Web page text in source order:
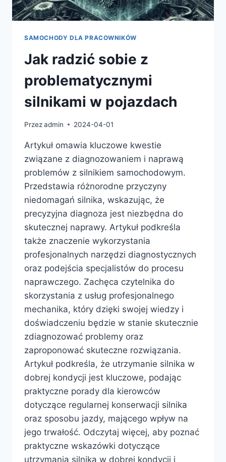
SAMOCHODY DLA PRACOWNIKÓW
Jak radzić sobie z
problematycznymi
silnikami w pojazdach
Przezadmin 2024-04-01
Artykuł omawia kluczowe kwestie
związane z diagnozowaniem i naprawą
problemów z silnikiem samochodowym.
Przedstawia różnorodne przyczyny
niedomagań silnika, wskazując, że
precyzyjna diagnoza jest niezbędna do
skutecznej naprawy. Artykuł podkreśla
także znaczenie wykorzystania
profesjonalnych narzędzi diagnostycznych
oraz podejścia specjalistów do procesu
naprawczego. Zachęca czytelnika do
skorzystania z usług profesjonalnego
mechanika, który dzięki swojej wiedzy i
doświadczeniu będzie w stanie skutecznie
zdiagnozować problemy oraz
zaproponować skuteczne rozwiązania.
Artykuł podkreśla, że utrzymanie silnika w
dobrej kondycji jest kluczowe, podając
praktyczne porady dla kierowców
dotyczące regularnej konserwacji silnika
oraz sposobu jazdy, mającego wpływ na
jego trwałość. Odczytaj więcej, aby poznać
praktyczne wskazówki dotyczące
utrzymania silnika w dobrej kondycji i